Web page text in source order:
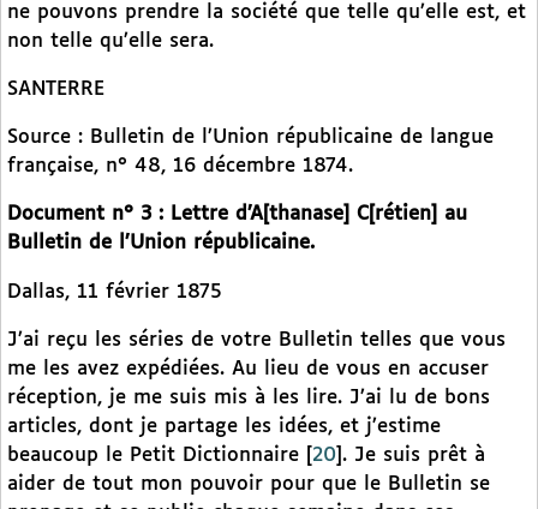
ne pouvons prendre la société que telle qu’elle est, et
non telle qu’elle sera.
SANTERRE
Source : Bulletin de l’Union républicaine de langue
française, n° 48, 16 décembre 1874.
Document n° 3 : Lettre d’A[thanase] C[rétien] au
Bulletin de l’Union républicaine.
Dallas, 11 février 1875
J’ai reçu les séries de votre Bulletin telles que vous
me les avez expédiées. Au lieu de vous en accuser
réception, je me suis mis à les lire. J’ai lu de bons
articles, dont je partage les idées, et j’estime
beaucoup le Petit Dictionnaire
20 . Je suis prêt à
aider de tout mon pouvoir pour que le Bulletin se